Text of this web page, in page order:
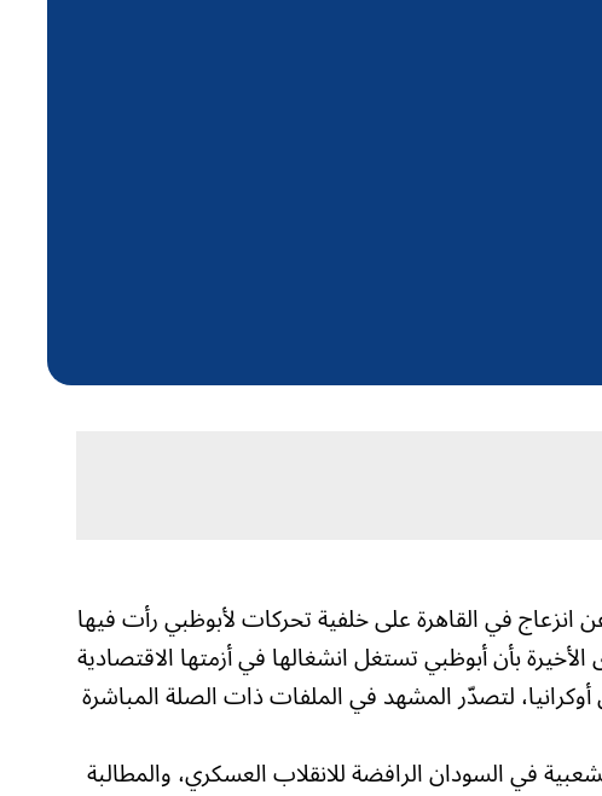
انزعاج في القاهرة على خلفية تحركات لأبوظبي رأت فيها
بأن أبوظبي تستغل انشغالها في أزمتها الاقتصادية
لتصدّر المشهد في الملفات ذات الصلة المباشرة
في السودان الرافضة للانقلاب العسكري، والمطالبة